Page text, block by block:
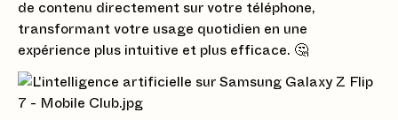
de contenu directement sur votre téléphone,
transformant votre usage quotidien en une
expérience plus intuitive et plus efficace. 🤔